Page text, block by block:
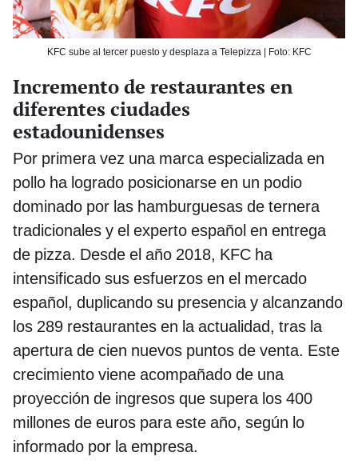
KFC sube al tercer puesto y desplaza a Telepizza | Foto: KFC
Incremento de restaurantes en
diferentes ciudades
estadounidenses
Por primera vez una marca especializada en
pollo ha logrado posicionarse en un podio
dominado por las hamburguesas de ternera
tradicionales y el experto español en entrega
de pizza. Desde el año 2018, KFC ha
intensificado sus esfuerzos en el mercado
español, duplicando su presencia y alcanzando
los 289 restaurantes en la actualidad, tras la
apertura de cien nuevos puntos de venta. Este
crecimiento viene acompañado de una
proyección de ingresos que supera los 400
millones de euros para este año, según lo
informado por la empresa.